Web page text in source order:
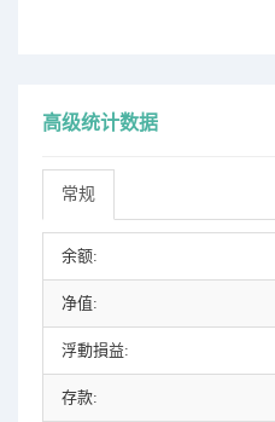
高级统计数据
常规
余额:
净值:
浮動損益:
存款: